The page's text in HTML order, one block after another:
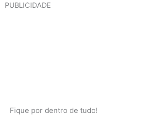
PUBLICIDADE
Fique por dentro de tudo!